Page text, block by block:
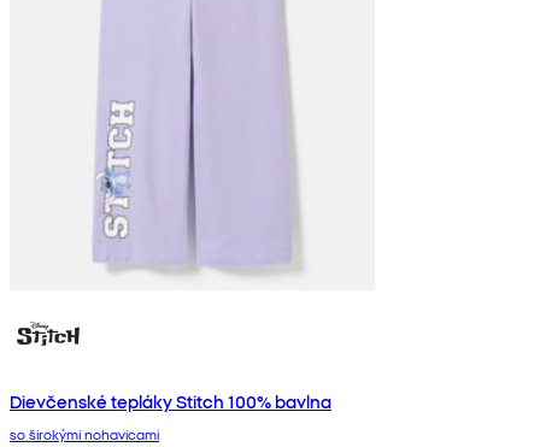
Dievčenské tepláky Stitch 100% bavlna
so širokými nohavicami